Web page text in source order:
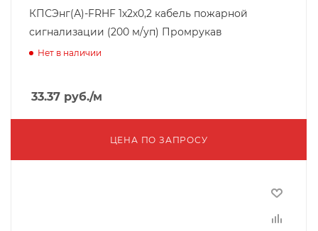
КПСЭнг(А)-FRHF 1х2х0,2 кабель пожарной
сигнализации (200 м/уп) Промрукав
Нет в наличии
33.37 руб./м
ЦЕНА ПО ЗАПРОСУ